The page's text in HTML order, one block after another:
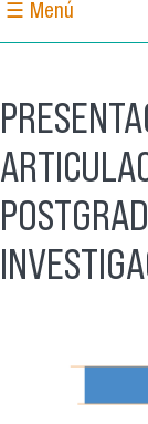
☰ Menú